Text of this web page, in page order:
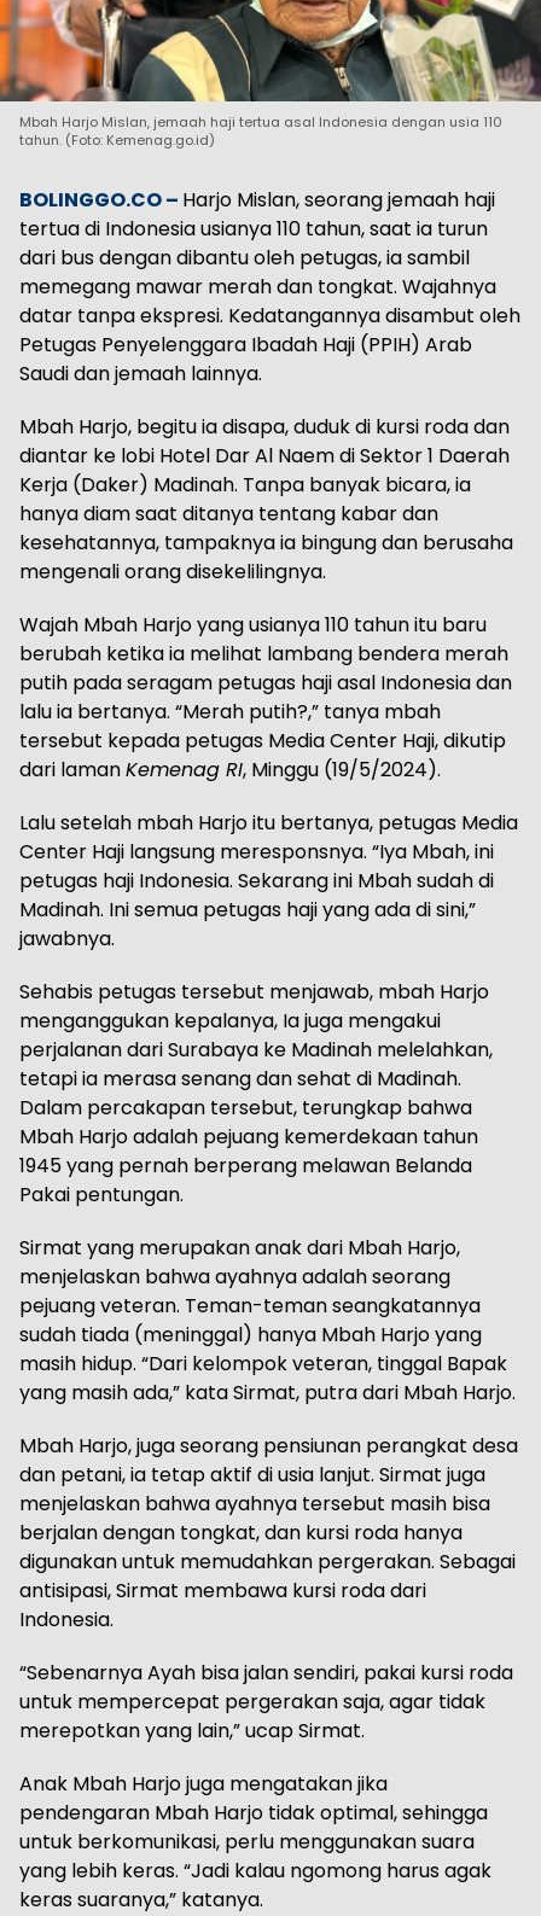
Mbah Harjo Mislan, jemaah haji tertua asal Indonesia dengan usia 110
tahun. (Foto: Kemenag.go.id)
BOLINGGO.CO – Harjo Mislan, seorang jemaah haji
tertua di Indonesia usianya 110 tahun, saat ia turun
dari bus dengan dibantu oleh petugas, ia sambil
memegang mawar merah dan tongkat. Wajahnya
datar tanpa ekspresi. Kedatangannya disambut oleh
Petugas Penyelenggara Ibadah Haji (PPIH) Arab
Saudi dan jemaah lainnya.
Mbah Harjo, begitu ia disapa, duduk di kursi roda dan
diantar ke lobi Hotel Dar Al Naem di Sektor 1 Daerah
Kerja (Daker) Madinah. Tanpa banyak bicara, ia
hanya diam saat ditanya tentang kabar dan
kesehatannya, tampaknya ia bingung dan berusaha
mengenali orang disekelilingnya.
Wajah Mbah Harjo yang usianya 110 tahun itu baru
berubah ketika ia melihat lambang bendera merah
putih pada seragam petugas haji asal Indonesia dan
lalu ia bertanya. “Merah putih?,” tanya mbah
tersebut kepada petugas Media Center Haji, dikutip
dari lamanKemenag RI, Minggu (19/5/2024).
Lalu setelah mbah Harjo itu bertanya, petugas Media
Center Haji langsung meresponsnya. “Iya Mbah, ini
petugas haji Indonesia. Sekarang ini Mbah sudah di
Madinah. Ini semua petugas haji yang ada di sini,”
jawabnya.
Sehabis petugas tersebut menjawab, mbah Harjo
menganggukan kepalanya, Ia juga mengakui
perjalanan dari Surabaya ke Madinah melelahkan,
tetapi ia merasa senang dan sehat di Madinah.
Dalam percakapan tersebut, terungkap bahwa
Mbah Harjo adalah pejuang kemerdekaan tahun
1945 yang pernah berperang melawan Belanda
Pakai pentungan.
Sirmat yang merupakan anak dari Mbah Harjo,
menjelaskan bahwa ayahnya adalah seorang
pejuang veteran. Teman-teman seangkatannya
sudah tiada (meninggal) hanya Mbah Harjo yang
masih hidup. “Dari kelompok veteran, tinggal Bapak
yang masih ada,” kata Sirmat, putra dari Mbah Harjo.
Mbah Harjo, juga seorang pensiunan perangkat desa
dan petani, ia tetap aktif di usia lanjut. Sirmat juga
menjelaskan bahwa ayahnya tersebut masih bisa
berjalan dengan tongkat, dan kursi roda hanya
digunakan untuk memudahkan pergerakan. Sebagai
antisipasi, Sirmat membawa kursi roda dari
Indonesia.
“Sebenarnya Ayah bisa jalan sendiri, pakai kursi roda
untuk mempercepat pergerakan saja, agar tidak
merepotkan yang lain,” ucap Sirmat.
Anak Mbah Harjo juga mengatakan jika
pendengaran Mbah Harjo tidak optimal, sehingga
untuk berkomunikasi, perlu menggunakan suara
yang lebih keras. “Jadi kalau ngomong harus agak
keras suaranya,” katanya.